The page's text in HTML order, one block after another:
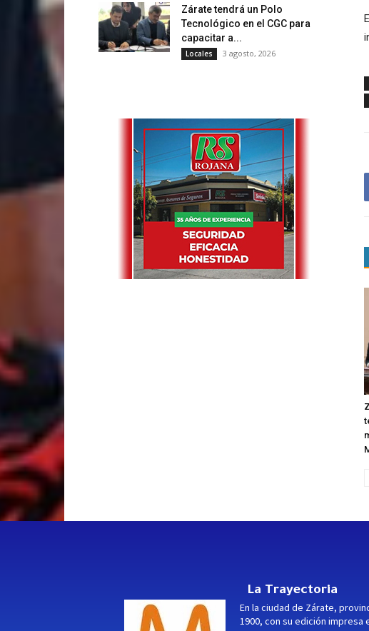
Zárate tendrá un Polo
Tecnológico en el CGC para
capacitar a...
Locales 3 agosto, 2026
La Trayectoria
En la ciudad de Zárate,
1900, con su edición impresa